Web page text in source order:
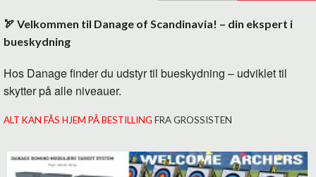
🏹 Velkommen til Danage of Scandinavia! – din ekspert i
bueskydning
Hos Danage finder du udstyr til bueskydning – udviklet til
skytter på alle niveauer.
ALT KAN FÅS HJEM PÅ BESTILLING FRA GROSSISTEN